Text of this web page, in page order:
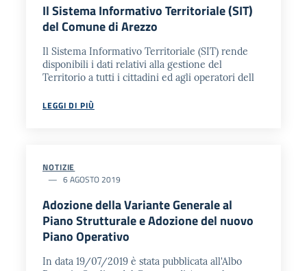
Il Sistema Informativo Territoriale (SIT)
del Comune di Arezzo
Il Sistema Informativo Territoriale (SIT) rende
disponibili i dati relativi alla gestione del
Territorio a tutti i cittadini ed agli operatori dell
LEGGI DI PIÙ
NOTIZIE
6 AGOSTO 2019
Adozione della Variante Generale al
Piano Strutturale e Adozione del nuovo
Piano Operativo
In data 19/07/2019 è stata pubblicata all'Albo